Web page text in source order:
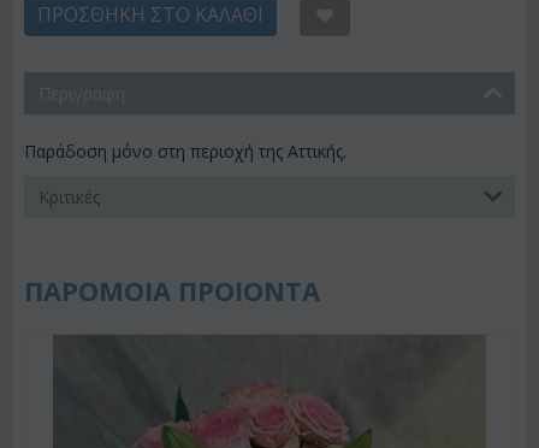
ΠΡΟΣΘΉΚΗ ΣΤΟ ΚΑΛΆΘΙ
Παράδοση μόνο στη περιοχή της Αττικής.
Κριτικές
ΠΑΡΟΜΟΙΑ ΠΡΟΙΟΝΤΑ